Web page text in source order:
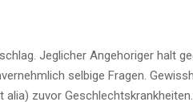
Jeglicher Angehoriger halt
selbige Fragen.
zuvor